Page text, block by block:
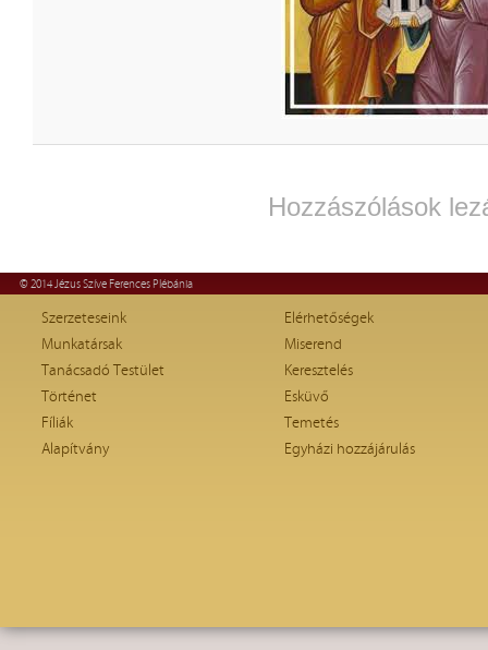
Hozzászólások
© 2014 Jézus Szíve Ferences Plébánia
Szerzeteseink
Munkatársak
Tanácsadó Testület
Történet
Fíliák
Alapítvány
Elérhetőségek
Miserend
Keresztelés
Esküvő
Temetés
Egyházi hozzájárulás